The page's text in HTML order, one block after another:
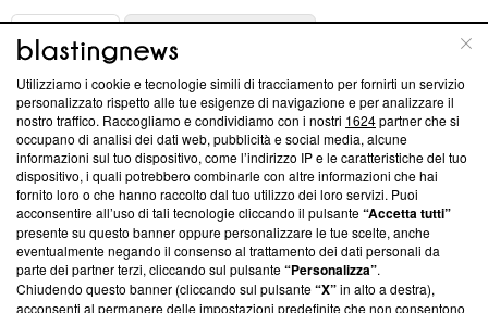
ABOUT
Questa sezione offre informazioni trasparenti su Blasting
News, sui nostri processi editoriali e su come ci impegniamo a
creare news di qualità. Inoltre, afferma la nostra aderenza a
‘Trust Project - News with Integrity’Blasting News non è
ancora membro del programma, ma ha richiesto di farne
parte; Trust Project non ha ancora effettuato una verifica di
conformità agli standard.
Su di noi
Utilizziamo i cookie e tecnologie simili di tracciamento per fornirti un servizio
personalizzato rispetto alle tue esigenze di navigazione e per analizzare il
nostro traffico. Raccogliamo e condividiamo con i nostri 1624partner che si
occupano di analisi dei dati web, pubblicità e social media, alcune
informazioni sul tuo dispositivo, come l’indirizzo IP e le caratteristiche del tuo
dispositivo, i quali potrebbero combinarle con altre informazioni che hai
fornito loro o che hanno raccolto dal tuo utilizzo dei loro servizi. Puoi
acconsentire all’uso di tali tecnologie cliccando il pulsante“Accetta tutti”
presente su questo banner oppure personalizzare le tue scelte, anche
eventualmente negando il consenso al trattamento dei dati personali da
parte dei partner terzi, cliccando sul pulsante“Personalizza”.
Chiudendo questo banner (cliccando sul pulsante“X”in alto a destra),
acconsenti al permanere delle impostazioni predefinite che non consentono